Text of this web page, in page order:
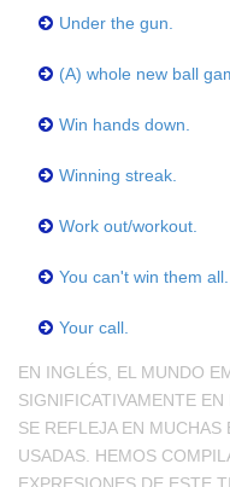
Under the gun.
(A) whole new ball
Win hands down.
Winning streak.
Work out/workout.
You can't win them all.
Your call.
EN INGLÉS, EL MUNDO
SIGNIFICATIVAMENTE
SE REFLEJA EN
USADAS. HEMOS